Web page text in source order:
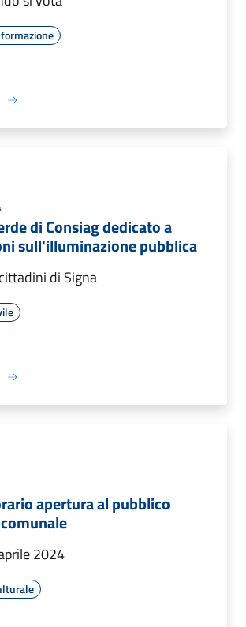
di Consiag dedicato a
sull'illuminazione pubblica
di Signa
apertura al pubblico
2024